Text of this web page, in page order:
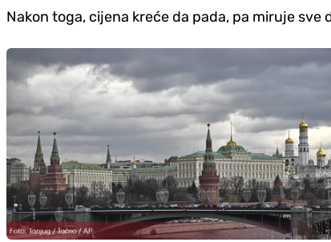
Nakon toga, cijena kreće da pada, pa miruje sve